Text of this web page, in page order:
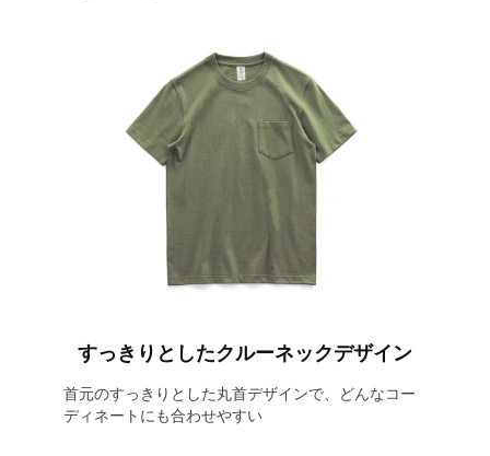
すっきりとしたクルーネックデザイン
首元のすっきりとした丸首デザインで、どんなコー
ディネートにも合わせやすい